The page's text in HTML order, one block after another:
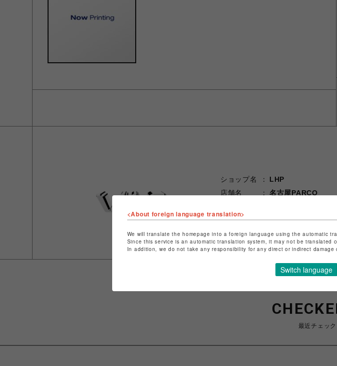
ショップ名
LHP
店舗名
名古屋PARCO
特定商取引法など法令に基づく表記
最近チェッ
<About foreign language translation>
We will translate the homepage into a foreign language using the automatic
Since this service is an automatic translation system, it may not be
In addition, we do not take any responsibility for any direct or indirect
Switch language